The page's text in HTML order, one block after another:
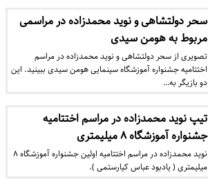
سحر دولتشاهی و نوید محمدزاده در مراسمی
مربوط به هومن سیدی
تصویری از سحر دولتشاهی و نوید محمدزاده در مراسم
اختتامیه جشنواره آموزشگاه سینمایی هومن سیدی ببینید. این
دو بازیگر به…
تیپ نوید محمدزاده در مراسم اختتامیه
جشنواره آموزشگاه ۸ میلیمتری
نوید محمدزاده در مراسم اختتامیه اولین جشنواره آموزشگاه ۸
میلیمتری ( یادبود عباس کیارستمی ).